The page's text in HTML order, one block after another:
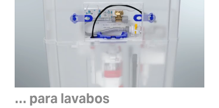
… para lavabos